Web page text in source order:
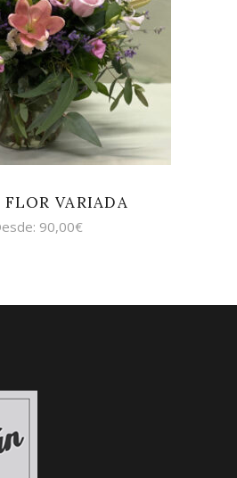
OPCIONES
FLOR VARIADA
90,00€